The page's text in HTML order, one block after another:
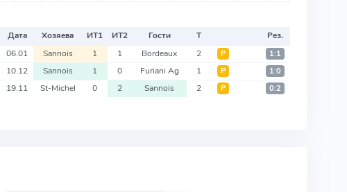
Дата Хозяева ИТ1 ИТ2 Гости Т
Рез.
06.01 Sannois 1 1 Bordeaux 2 Р 1:1
10.12 Sannois 1 0 Furiani Ag 1 Р 1:0
19.11 St-Michel 0 2 Sannois 2 Р 0:2